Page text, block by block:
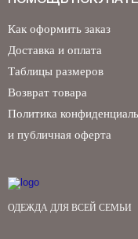
ОДЕЖДА ДЛЯ ВСЕЙ СЕМЬИ
Как оформить заказ
Доставка и оплата
Таблицы размеров
Возврат товара
Политика
и публичная оферта